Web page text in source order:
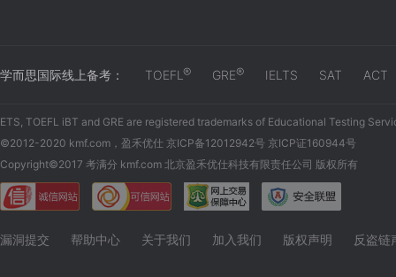
学而思国际线上备考： TOEFL ® GRE® IELTS SAT ACT
ETS, TOEFL iBT and GRE are registered trademarks of Educational Testing
©2012-2020 kmf.com，盈禾优仕 京ICP备12012942号 京ICP证160944号
Copyright©2017 考满分 kmf.com 北京盈禾优仕科技有限责任公司 版权所有
漏洞提交 帮助中心 关于我们 加入我们 版权声明 反盗链